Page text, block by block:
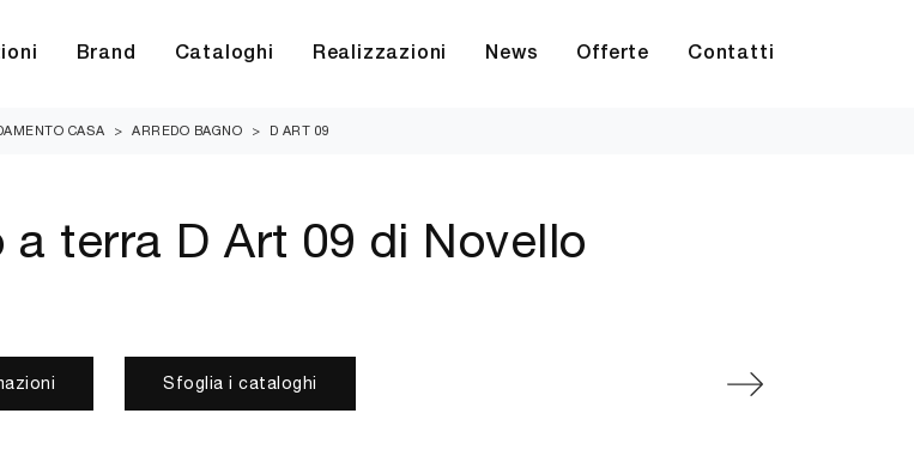
Brand Cataloghi Realizzazioni News Offerte Contatti
CASA > ARREDO BAGNO > D ART 09
terra D Art 09 di Novello
Sfoglia i cataloghi